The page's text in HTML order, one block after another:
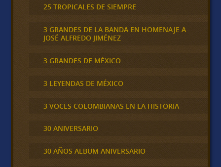
25 TROPICALES DE SIEMPRE
3 GRANDES DE LA BANDA EN HOMENAJE A
JOSÉ ALFREDO JIMÉNEZ
3 GRANDES DE MÉXICO
3 LEYENDAS DE MÉXICO
3 VOCES COLOMBIANAS EN LA HISTORIA
30 ANIVERSARIO
30 AÑOS ALBUM ANIVERSARIO